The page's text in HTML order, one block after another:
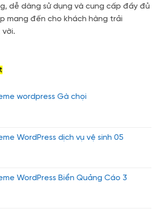
dễ dàng sử dụng và cung cấp đầy đủ
mang đến cho khách hàng trải
wordpress Gà chọi
WordPress dịch vụ vệ sinh 05
WordPress Biển Quảng Cáo 3